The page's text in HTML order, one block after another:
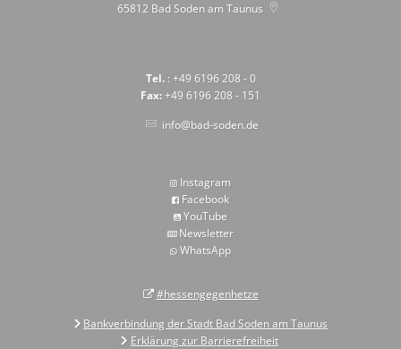
65812 Bad Soden am Taunus
Tel.: +49 6196 208 - 0
Fax:+49 6196 208 - 151
info@bad-soden.de
Instagram
Facebook
YouTube
Newsletter
WhatsApp
#hessengegenhetze
Bankverbindung der Stadt Bad Soden am Taunus
Erklärung zur Barrierefreiheit